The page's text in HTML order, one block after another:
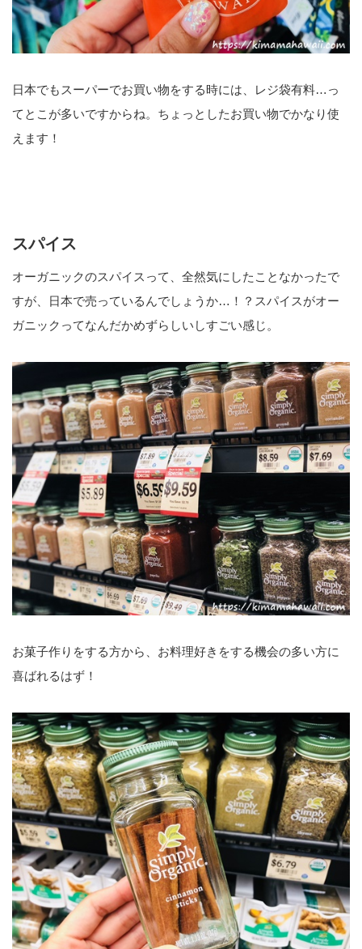
日本でもスーパーでお買い物をする時には、レジ袋有料…っ
てとこが多いですからね。ちょっとしたお買い物でかなり使
えます！
スパイス
オーガニックのスパイスって、全然気にしたことなかったで
すが、日本で売っているんでしょうか…！？スパイスがオー
ガニックってなんだかめずらしいしすごい感じ。
お菓子作りをする方から、お料理好きをする機会の多い方に
喜ばれるはず！